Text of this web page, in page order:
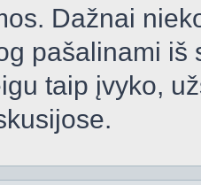
Dažnai
pašalinami iš
taip įvyko,